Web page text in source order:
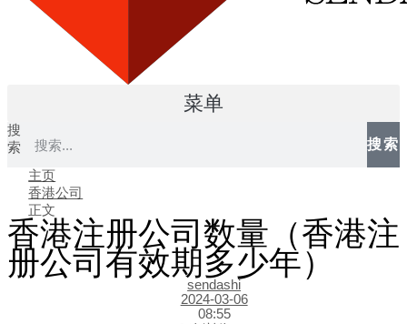
菜单
搜
索
搜索
主页
香港公司
正文
香港注册公司数量（香港注
册公司有效期多少年）
sendashi
2024-03-06
08:55